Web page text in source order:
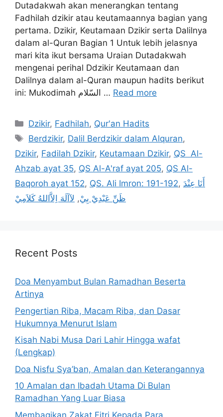
Dutadakwah akan menerangkan tentang
Fadhilah dzikir atau keutamaannya bagian yang
pertama. Dzikir, Keutamaan Dzikir serta Dalilnya
dalam al-Quran Bagian 1 Untuk lebih jelasnya
mari kita ikut bersama Uraian Dutadakwah
mengenai perihal Ddzikir Keutamaan dan
Dalilnya dalam al-Quran maupun hadits berikut
ini: Mukodimah السّلام … Read more
Categories
Dzikir, Fadhilah, Qur'an Hadits
Tags
Berdzikir, Dalil Berdzikir dalam Alquran,
Dzikir, Fadilah Dzikir, Keutamaan Dzikir, QS Al-
Ahzab ayat 35, QS Al-A'raf ayat 205, QS Al-
Baqoroh ayat 152, QS. Ali Imron: 191-192, أَنَا عِنْدَ
ظَنِّ عَبْدِيْ بِيْ, لآاَلَهَ اِلاَّاللهُ كَلاَمِيْ
Recent Posts
Doa Menyambut Bulan Ramadhan Beserta
Artinya
Pengertian Riba, Macam Riba, dan Dasar
Hukumnya Menurut Islam
Kisah Nabi Musa Dari Lahir Hingga wafat
(Lengkap)
Doa Nisfu Sya’ban, Amalan dan Keterangannya
10 Amalan dan Ibadah Utama Di Bulan
Ramadhan Yang Luar Biasa
Membagikan Zakat Fitri Kepada Para